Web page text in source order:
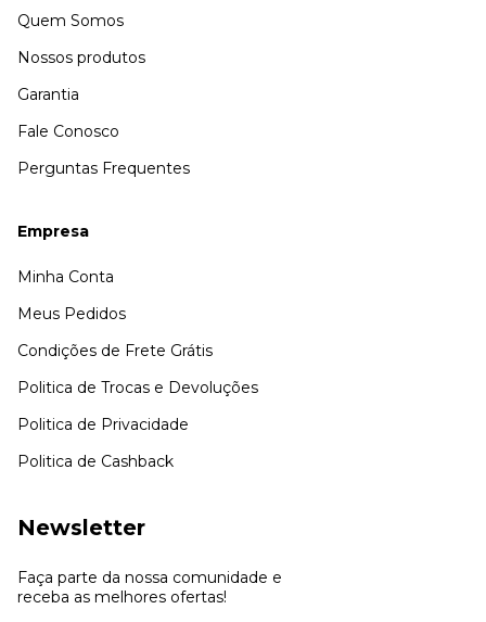
Quem Somos
Nossos produtos
Garantia
Fale Conosco
Perguntas Frequentes
Empresa
Minha Conta
Meus Pedidos
Condições de Frete Grátis
Politica de Trocas e Devoluções
Politica de Privacidade
Politica de Cashback
Newsletter
Faça parte da nossa comunidade e
receba as melhores ofertas!